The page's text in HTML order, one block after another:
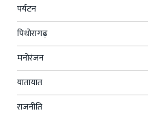
पर्यटन
पिथोरागढ़
मनोरंजन
यातायात
राजनीति